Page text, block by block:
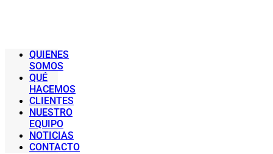
QUIENES
SOMOS
QUÉ
HACEMOS
CLIENTES
NUESTRO
EQUIPO
NOTICIAS
CONTACTO